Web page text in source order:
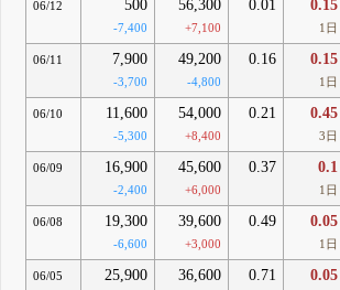
06/12 500
-7,400
56,300
+7,100
0.01 0.15
1日
06/11 7,900
-3,700
49,200
-4,800
0.16 0.15
1日
06/10 11,600
-5,300
54,000
+8,400
0.21 0.45
3日
06/09 16,900
-2,400
45,600
+6,000
0.37 0.1
1日
06/08 19,300
-6,600
39,600
+3,000
0.49 0.05
1日
06/05 25,900 36,600 0.71 0.05